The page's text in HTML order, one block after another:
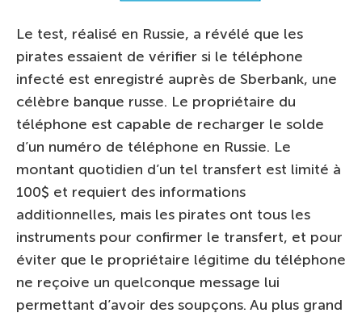
Le test, réalisé en Russie, a révélé que les
pirates essaient de vérifier si le téléphone
infecté est enregistré auprès de Sberbank, une
célèbre banque russe. Le propriétaire du
téléphone est capable de recharger le solde
d’un numéro de téléphone en Russie. Le
montant quotidien d’un tel transfert est limité à
100$ et requiert des informations
additionnelles, mais les pirates ont tous les
instruments pour confirmer le transfert, et pour
éviter que le propriétaire légitime du téléphone
ne reçoive un quelconque message lui
permettant d’avoir des soupçons. Au plus grand